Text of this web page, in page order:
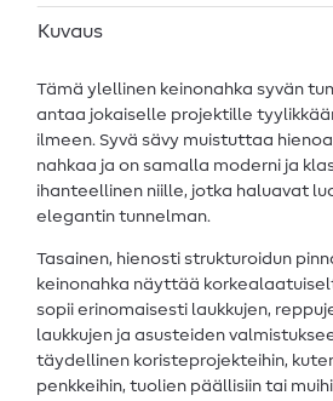
Kuvaus
Tämä ylellinen keinonahka syvän
antaa jokaiselle projektille
ilmeen. Syvä sävy muistuttaa
nahkaa ja on samalla moderni ja
ihanteellinen niille, jotka haluavat
elegantin tunnelman.
Tasainen, hienosti strukturoidun
keinonahka näyttää
sopii erinomaisesti laukkujen,
laukkujen ja asusteiden
täydellinen koristeprojekteihin,
penkkeihin, tuolien päällisiin tai